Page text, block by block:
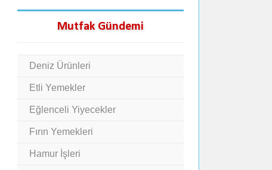
Mutfak Gündemi
Deniz Ürünleri
Etli Yemekler
Eğlenceli Yiyecekler
Fırın Yemekleri
Hamur İşleri